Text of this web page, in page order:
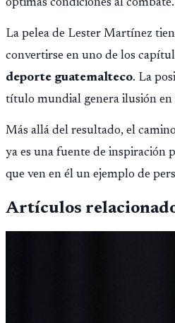
óptimas condiciones al combate.
La pelea de Lester Martínez
convertirse en uno de los
deporte guatemalteco. La
título mundial genera ilusión en
Más allá del resultado, el
ya es una fuente de inspiración
que ven en él un ejemplo de
Artículos